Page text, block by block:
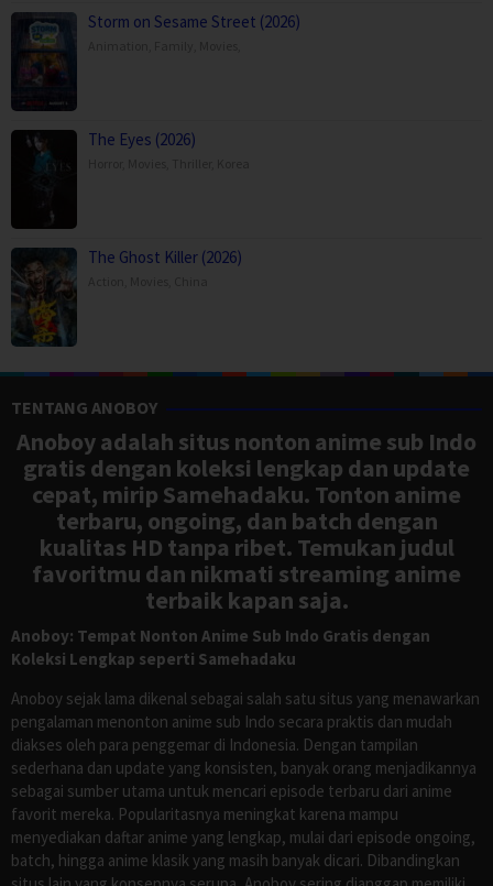
Storm on Sesame Street (2026)
The Eyes (2026)
The Ghost Killer (2026)
TENTANG ANOBOY
Anoboy adalah situs nonton anime sub Indo
gratis dengan koleksi lengkap dan update
cepat, mirip Samehadaku. Tonton anime
terbaru, ongoing, dan batch dengan
kualitas HD tanpa ribet. Temukan judul
favoritmu dan nikmati streaming anime
terbaik kapan saja.
Anoboy: Tempat Nonton Anime Sub Indo Gratis dengan
Koleksi Lengkap seperti Samehadaku
Anoboy sejak lama dikenal sebagai salah satu situs yang menawarkan
pengalaman menonton anime sub Indo secara praktis dan mudah
diakses oleh para penggemar di Indonesia. Dengan tampilan
sederhana dan update yang konsisten, banyak orang menjadikannya
sebagai sumber utama untuk mencari episode terbaru dari anime
favorit mereka. Popularitasnya meningkat karena mampu
menyediakan daftar anime yang lengkap, mulai dari episode ongoing,
batch, hingga anime klasik yang masih banyak dicari. Dibandingkan